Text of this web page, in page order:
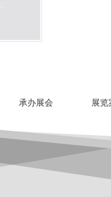
承办展会 展览